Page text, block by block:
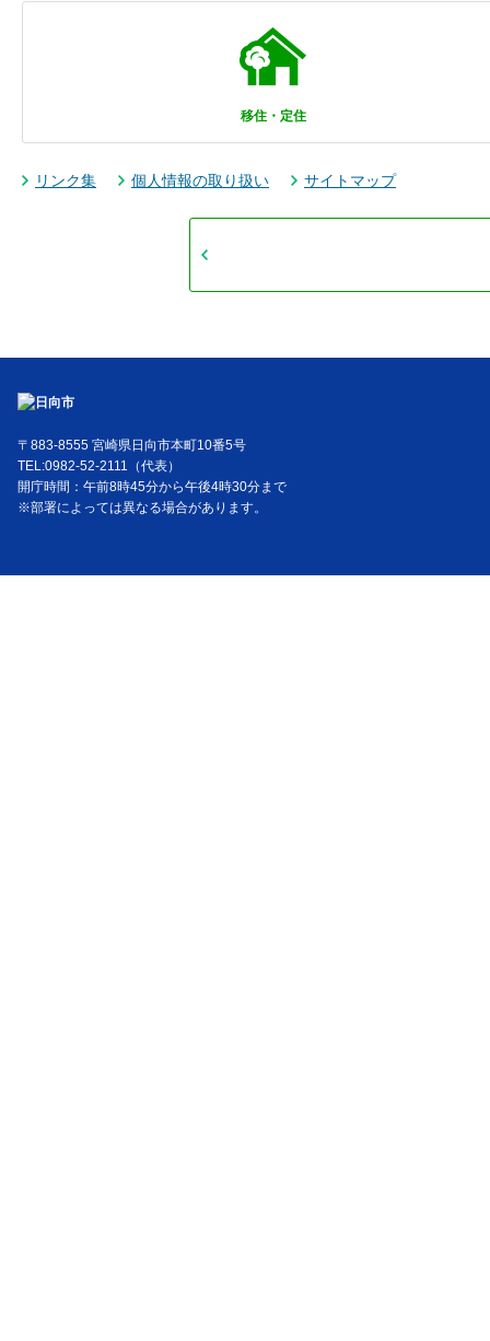
移住・定住
リンク集 個人情報の取り扱い サイトマップ
〒883-8555 宮崎県日向市本町10番5号
TEL:0982-52-2111（代表）
開庁時間：午前8時45分から午後4時30分まで
※部署によっては異なる場合があります。